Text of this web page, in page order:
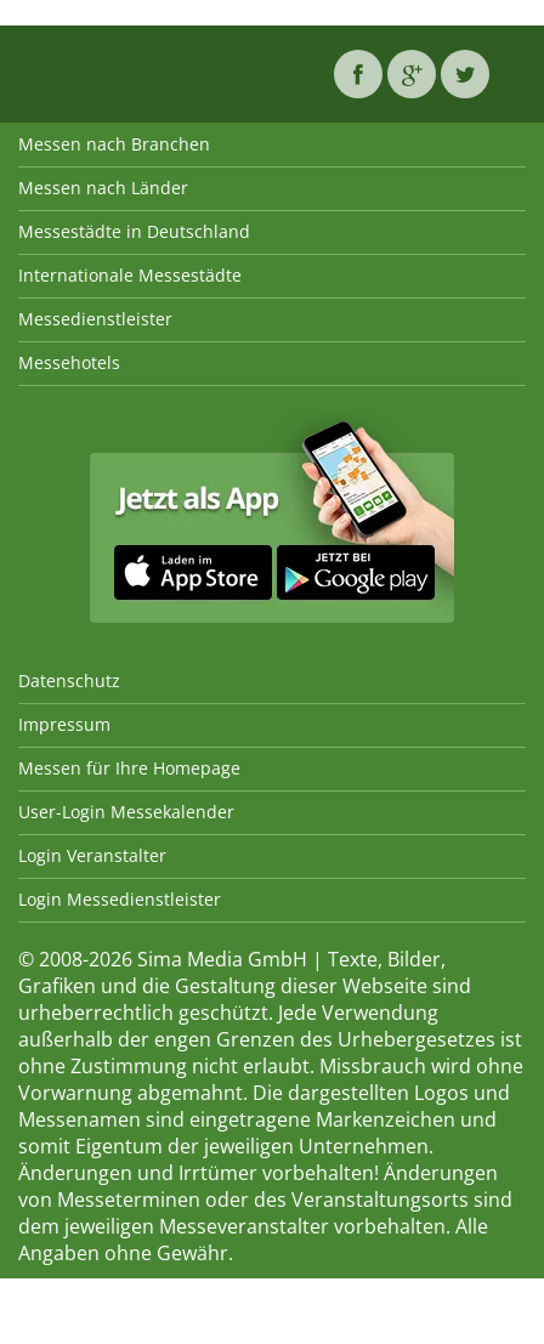
Messen nach Branchen
Messen nach Länder
Messestädte in Deutschland
Internationale Messestädte
Messedienstleister
Messehotels
Datenschutz
Impressum
Messen für Ihre Homepage
User-Login Messekalender
Login Veranstalter
Login Messedienstleister
© 2008-2026 Sima Media GmbH | Texte, Bilder,
Grafiken und die Gestaltung dieser Webseite sind
urheberrechtlich geschützt. Jede Verwendung
außerhalb der engen Grenzen des Urhebergesetzes ist
ohne Zustimmung nicht erlaubt. Missbrauch wird ohne
Vorwarnung abgemahnt. Die dargestellten Logos und
Messenamen sind eingetragene Markenzeichen und
somit Eigentum der jeweiligen Unternehmen.
Änderungen und Irrtümer vorbehalten! Änderungen
von Messeterminen oder des Veranstaltungsorts sind
dem jeweiligen Messeveranstalter vorbehalten. Alle
Angaben ohne Gewähr.